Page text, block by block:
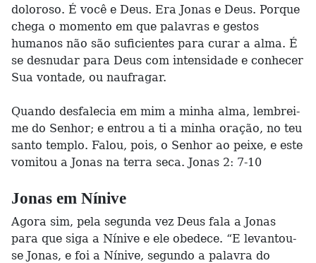
doloroso. É você e Deus. Era Jonas e Deus. Porque
chega o momento em que palavras e gestos
humanos não são suficientes para curar a alma. É
se desnudar para Deus com intensidade e conhecer
Sua vontade, ou naufragar.
Quando desfalecia em mim a minha alma, lembrei-
me do Senhor; e entrou a ti a minha oração, no teu
santo templo. Falou, pois, o Senhor ao peixe, e este
vomitou a Jonas na terra seca. Jonas 2: 7-10
Jonas em Nínive
Agora sim, pela segunda vez Deus fala a Jonas
para que siga a Nínive e ele obedece. “E levantou-
se Jonas, e foi a Nínive, segundo a palavra do